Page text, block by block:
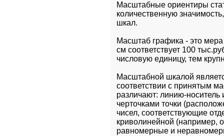
Масштабные ориентиры
количественную
шкал.
Масштаб графика - это
см соответствует 100
числовую единицу, тем
Масштабной шкалой
соответствии с принятым
различают: линию-
черточками точки
чисел, соответствующие
криволинейной (например,
равномерные и